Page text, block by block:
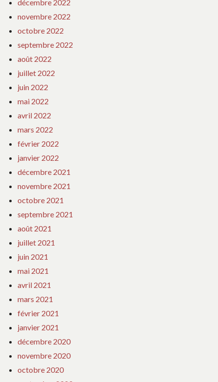
décembre 2022
novembre 2022
octobre 2022
septembre 2022
août 2022
juillet 2022
juin 2022
mai 2022
avril 2022
mars 2022
février 2022
janvier 2022
décembre 2021
novembre 2021
octobre 2021
septembre 2021
août 2021
juillet 2021
juin 2021
mai 2021
avril 2021
mars 2021
février 2021
janvier 2021
décembre 2020
novembre 2020
octobre 2020